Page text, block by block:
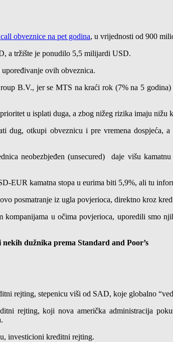
obveznice na pet godina, u vrijednosti od 900
a tržište je ponudilo 5,5 milijardi USD.
ovih obveznica.
B.V., jer se MTS na kraći rok (7% na 5
u isplati duga, a zbog nižeg rizika imaju nižu
dug, otkupi obveznicu i pre vremena dospjeća,
neobezbjeđen (unsecured) daje višu
EUR kamatna stopa u eurima biti 5,9%, ali tu
posmatranje iz ugla povjerioca, direktno kroz
u očima povjerioca, uporedili smo
dužnika prema Standard and Poor’s
rejting, stepenicu viši od SAD, koje globalno
rejting, koji nova američka administracija
investicioni kreditni rejting.